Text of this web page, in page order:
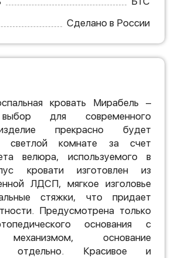
Сделано в России
кровать Мирабель –
для современного
прекрасно будет
светлой комнате за счет
велюра, используемого в
кровати изготовлен из
ЛДСП, мягкое изголовье
стяжки, что придает
Предусмотрена только
основания с
основание
отдельно. Красивое и